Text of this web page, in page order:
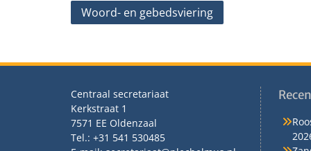
Bericht
Woord- en gebedsviering
Centraal secretariaat
Kerkstraat 1
7571 EE Oldenzaal
Tel.: +31 541 530485